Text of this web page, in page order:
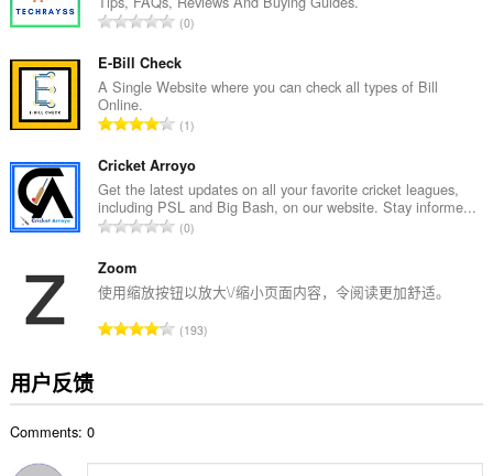
数
：
总
分
次
：
0
E-Bill Check
A Single Website where you can check all types of Bill
Online.
总
分
次
数
：
1
Cricket Arroyo
Get the latest updates on all your favorite cricket leagues,
including PSL and Big Bash, on our website. Stay informe...
总
次
：
0
Zoom
使用缩放按钮以放大\/缩小页面内容，令阅读更加舒适。
总193
用户反馈
Comments: 0